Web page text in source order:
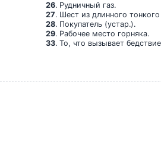
26. Рудничный газ.
27. Шест из длинного
28. Покупатель (устар.).
29. Рабочее место горняка.
33. То, что вызывает